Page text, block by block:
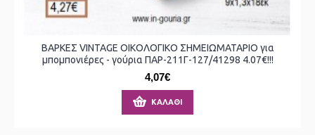
ΒΑΡΚΕΣ VINTAGE ΟΙΚΟΛΟΓΙΚΟ ΣΗΜΕΙΩΜΑΤΑΡΙΟ για
μπομπονιέρες - γούρια ΠΑΡ-211Γ-127/41298 4.07€!!!
4,07€
ΚΑΛΆΘΙ